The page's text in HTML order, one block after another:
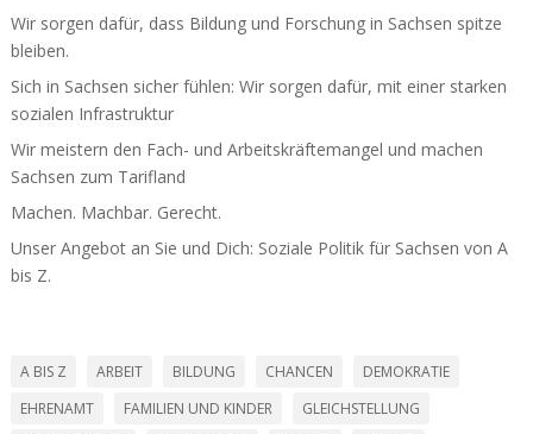
Wir sorgen dafür, dass Bildung und Forschung in Sachsen spitze
bleiben.
Sich in Sachsen sicher fühlen: Wir sorgen dafür, mit einer starken
sozialen Infra­struktur
Wir meistern den Fach- und Arbeits­kräf­te­mangel und machen
Sachsen zum Tarifland
Machen. Machbar. Gerecht.
Unser Angebot an Sie und Dich: Soziale Politik für Sachsen von A
bis Z.
A BIS Z ARBEIT BILDUNG CHANCEN
DEMOKRATIE
EHRENAMT
FAMILIEN UND KINDER
GLEICHSTELLUNG